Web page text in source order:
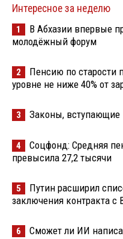
Интересное за неделю
1
В Абхазии впервые
молодёжный форум
2
Пенсию по старости
уровне не ниже 40% от
3 Законы, вступающие
4
Соцфонд: Средняя
превысила 27,2 тысячи
5
Путин расширил
заключения контракта с
6 Сможет ли ИИ